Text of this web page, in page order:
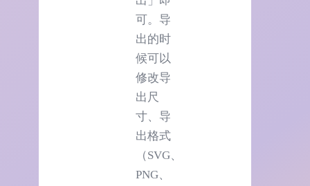
可。导
出的时
候可以
修改导
出尺
寸、导
出格式
（SVG、
PNG、